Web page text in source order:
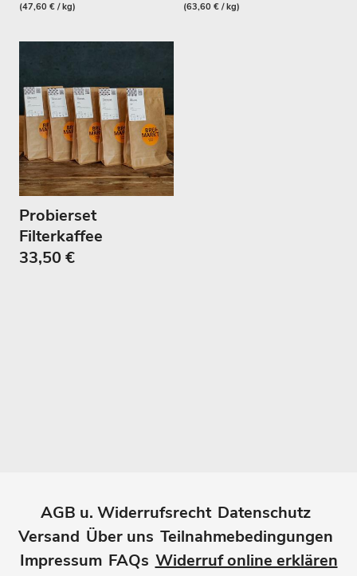
(47,60 € / kg) (63,60 € / kg)
Probierset
Filterkaffee
33,50 €
AGB u. Widerrufsrecht Datenschutz
Versand Über uns Teilnahmebedingungen
Impressum FAQs Widerruf online erklären